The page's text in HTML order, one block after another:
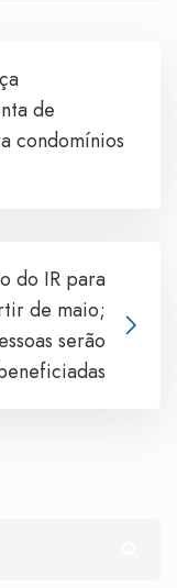
de
condomínios
do IR para
de maio;
serão